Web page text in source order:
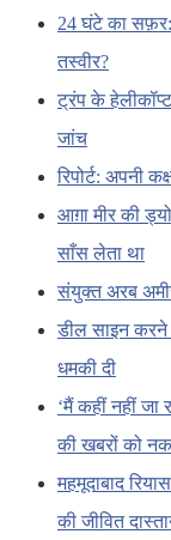
24 घंटे का
तस्वीर?
ट्रंप के
जांच
रिपोर्ट: अपनी
आग़ा मीर की
साँस लेता था
संयुक्त अरब
डील साइन करने
धमकी दी
‘मैं कहीं नहीं जा
की खबरों को
महमूदाबाद
की जीवित